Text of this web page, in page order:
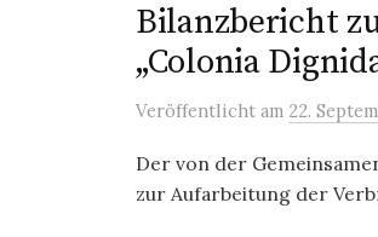
Bilanzbericht
„Colonia
Veröffentlicht am 22.
Der von der
zur Aufarbeitung der